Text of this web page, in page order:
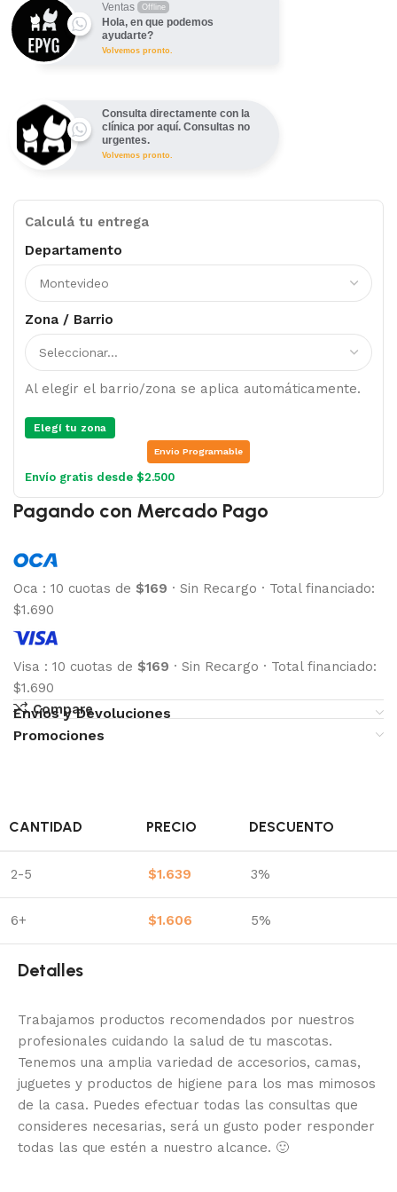
Ventas Offline
Hola, en que podemos
ayudarte?
Volvemos pronto.
Consulta directamente con la
clínica por aquí. Consultas no
urgentes.
Volvemos pronto.
Calculá tu entrega
Departamento
Zona / Barrio
Al elegir el barrio/zona se aplica automáticamente.
Elegí tu zona
Envio Programable
Envío gratis desde $2.500
Pagando con Mercado Pago
Oca : 10 cuotas de $169 · Sin Recargo · Total financiado:
$1.690
Visa : 10 cuotas de $169 · Sin Recargo · Total financiado:
$1.690
Compare
Envíos y Devoluciones
Promociones
CANTIDAD PRECIO DESCUENTO
2-5 $1.639 3%
6+ $1.606 5%
Detalles
Trabajamos productos recomendados por nuestros
profesionales cuidando la salud de tu mascotas.
Tenemos una amplia variedad de accesorios, camas,
juguetes y productos de higiene para los mas mimosos
de la casa. Puedes efectuar todas las consultas que
consideres necesarias, será un gusto poder responder
todas las que estén a nuestro alcance. 🙂